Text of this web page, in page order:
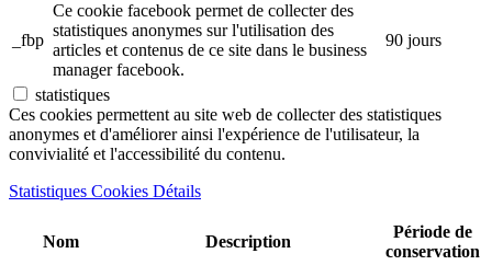
_fbp
Ce cookie facebook permet de collecter des
statistiques anonymes sur l'utilisation des
articles et contenus de ce site dans le business
manager facebook.
90 jours
statistiques
Ces cookies permettent au site web de collecter des statistiques
anonymes et d'améliorer ainsi l'expérience de l'utilisateur, la
convivialité et l'accessibilité du contenu.
Statistiques Cookies Détails
Nom Description
Période de
conservation